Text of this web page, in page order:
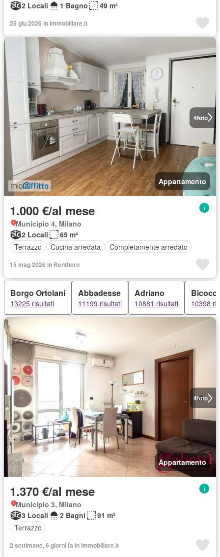
2 Locali
1 Bagno 49 m²
25 giu 2026 in Immobiliare.it
4foto
Appartamento
1.000 €/al mese
Municipio 4, Milano
2 Locali
65 m²
Terrazzo
Cucina arredata Completamente arredato
15 mag 2026 in Renthero
Borgo Ortolani
13225 risultati
Abbadesse
11199 risultati
Adriano
10881 risultati 10398
4foto
Appartamento
1.370 €/al mese
Municipio 3, Milano
3 Locali
2 Bagni
91 m²
Terrazzo
2 settimane, 6 giorni fa in Immobiliare.it